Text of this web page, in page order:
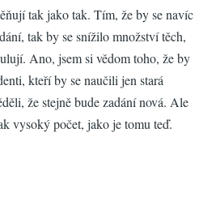
tak jako tak. Tím, že by se navíc
tak by se snížilo množství těch,
Ano, jsem si vědom toho, že by
kteří by se naučili jen stará
že stejně bude zadání nová. Ale
vysoký počet, jako je tomu teď.